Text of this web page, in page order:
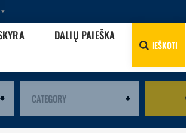
DALIŲ PAIEŠKA
IEŠKOTI